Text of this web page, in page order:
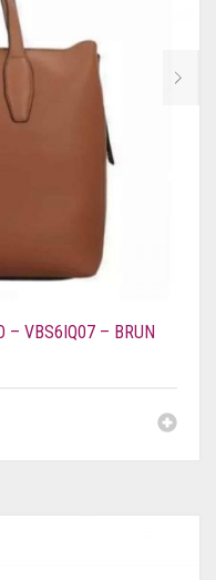
– VBS6IQ07 – BRUN